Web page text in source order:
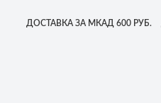
ДОСТАВКА ЗА МКАД 600 РУБ.